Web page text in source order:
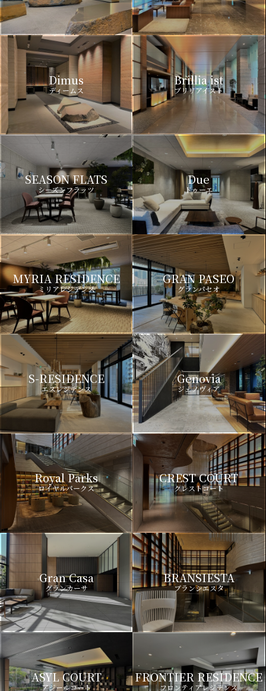
Dimus
ディームス
Brillia ist
ブリリアイスト
SEASON FLATS
シーズンフラッツ
Due
ドゥーエ
MYRIA RESIDENCE
ミリアレジデンス
GRAN PASEO
グランパセオ
S-RESIDENCE
エスレジデンス
Genovia
ジェノヴィア
Royal Parks
ロイヤルパークス
CREST COURT
クレストコート
Gran Casa
グランカーサ
BRANSIESTA
ブランシエスタ
ASYL COURT
アジールコート
FRONTIER RESIDENCE
フロンティアレジデンス